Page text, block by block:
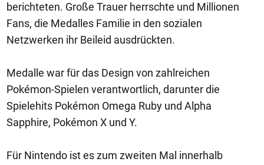
berichteten. Große Trauer herrschte und Millionen
Fans, die Medalles Familie in den sozialen
Netzwerken ihr Beileid ausdrückten.
Medalle war für das Design von zahlreichen
Pokémon-Spielen verantwortlich, darunter die
Spielehits Pokémon Omega Ruby und Alpha
Sapphire, Pokémon X und Y.
Für Nintendo ist es zum zweiten Mal innerhalb